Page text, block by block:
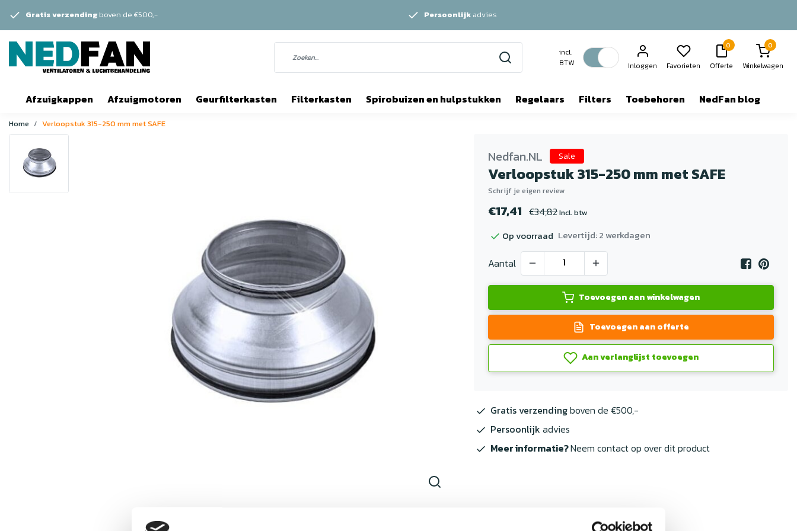
Gratis verzending boven de €500,- Persoonlijk advies
incl.
BTW
Inloggen Favorieten
0
Offerte
0
Winkelwagen
Afzuigkappen Afzuigmotoren Geurfilterkasten Filterkasten Spirobuizen en hulpstukken Regelaars Filters Toebehoren NedFan blog
Home Verloopstuk 315-250 mm met SAFE
Nedfan.NL Sale
Verloopstuk 315-250 mm met SAFE
Schrijf je eigen review
€17,41 €34,82Incl. btw
Op voorraad Levertijd: 2 werkdagen
Aantal
Toevoegen aan winkelwagen
Toevoegen aan offerte
Aan verlanglijst toevoegen
Gratis verzendingboven de €500,-
Persoonlijk advies
Meer informatie?Neem contact op over dit product